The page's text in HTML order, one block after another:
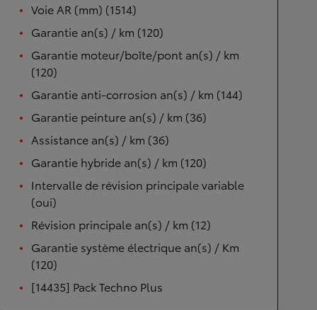
Voie AR (mm) (1514)
Garantie an(s) / km (120)
Garantie moteur/boîte/pont an(s) / km
(120)
Garantie anti-corrosion an(s) / km (144)
Garantie peinture an(s) / km (36)
Assistance an(s) / km (36)
Garantie hybride an(s) / km (120)
Intervalle de révision principale variable
(oui)
Révision principale an(s) / km (12)
Garantie système électrique an(s) / Km
(120)
[14435] Pack Techno Plus